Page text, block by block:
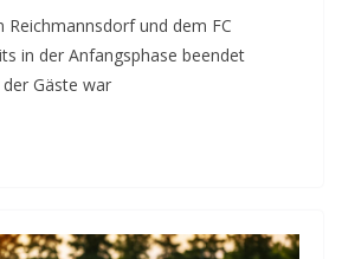
Reichmannsdorf und dem FC
in der Anfangsphase beendet
Gäste war